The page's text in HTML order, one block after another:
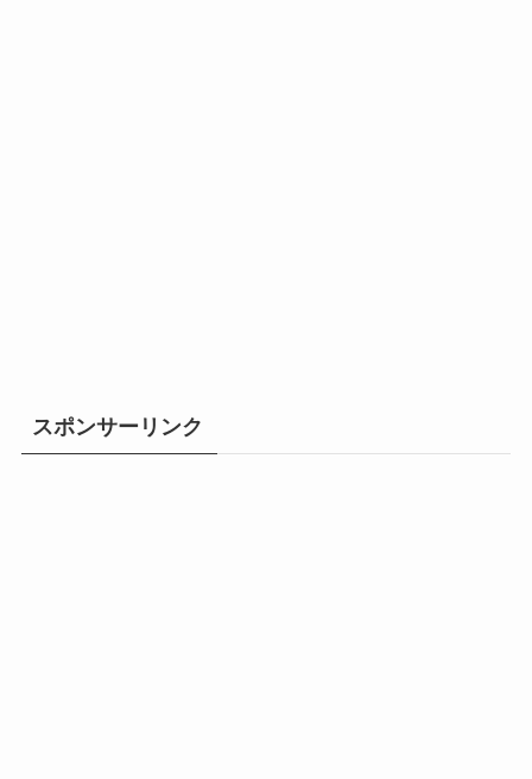
スポンサーリンク